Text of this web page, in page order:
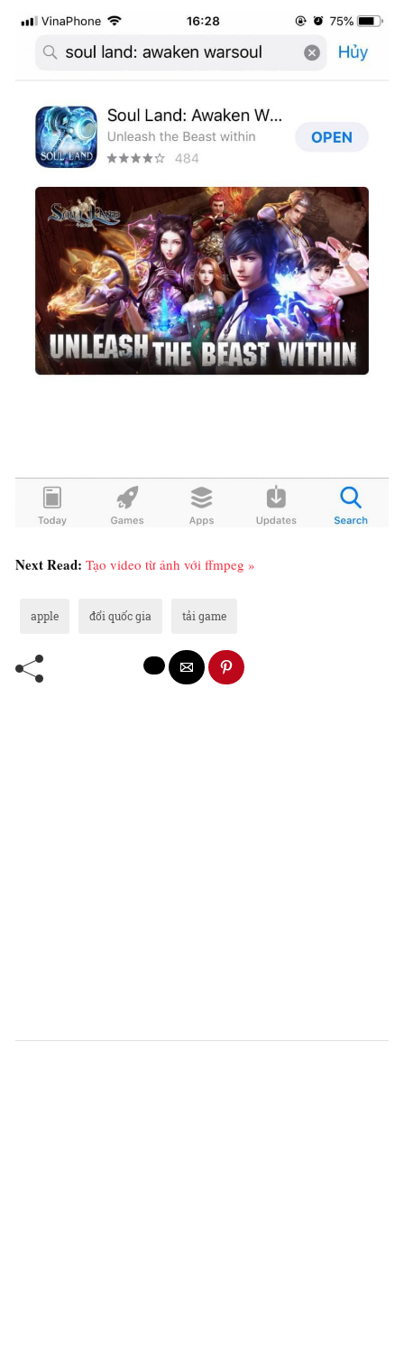
Next Read: Tạo video từ ảnh với ffmpeg »
apple đổi quốc gia tải game